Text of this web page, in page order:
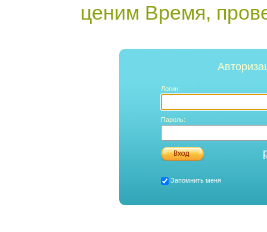
ценим Время,
Логин:
Пароль:
Запомнить меня